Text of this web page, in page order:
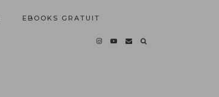
EBOOKS GRATUIT